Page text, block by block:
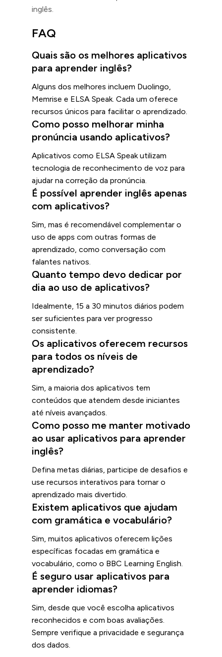
inglês.
FAQ
Quais são os melhores aplicativos
para aprender inglês?
Alguns dos melhores incluem Duolingo,
Memrise e ELSA Speak. Cada um oferece
recursos únicos para facilitar o aprendizado.
Como posso melhorar minha
pronúncia usando aplicativos?
Aplicativos como ELSA Speak utilizam
tecnologia de reconhecimento de voz para
ajudar na correção da pronúncia.
É possível aprender inglês apenas
com aplicativos?
Sim, mas é recomendável complementar o
uso de apps com outras formas de
aprendizado, como conversação com
falantes nativos.
Quanto tempo devo dedicar por
dia ao uso de aplicativos?
Idealmente, 15 a 30 minutos diários podem
ser suficientes para ver progresso
consistente.
Os aplicativos oferecem recursos
para todos os níveis de
aprendizado?
Sim, a maioria dos aplicativos tem
conteúdos que atendem desde iniciantes
até níveis avançados.
Como posso me manter motivado
ao usar aplicativos para aprender
inglês?
Defina metas diárias, participe de desafios e
use recursos interativos para tornar o
aprendizado mais divertido.
Existem aplicativos que ajudam
com gramática e vocabulário?
Sim, muitos aplicativos oferecem lições
específicas focadas em gramática e
vocabulário, como o BBC Learning English.
É seguro usar aplicativos para
aprender idiomas?
Sim, desde que você escolha aplicativos
reconhecidos e com boas avaliações.
Sempre verifique a privacidade e segurança
dos dados.